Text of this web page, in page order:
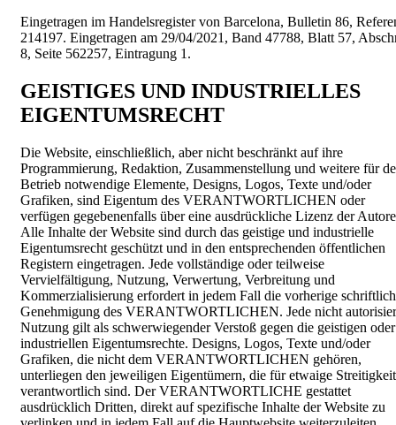
Eingetragen im Handelsregister von Barcelona, Bulletin 86,
214197. Eingetragen am 29/04/2021, Band 47788, Blatt 57,
8, Seite 562257, Eintragung 1.
GEISTIGES UND INDUSTRIELLES
EIGENTUMSRECHT
Die Website, einschließlich, aber nicht beschränkt auf ihre
Programmierung, Redaktion, Zusammenstellung und weitere für
Betrieb notwendige Elemente, Designs, Logos, Texte und/oder
Grafiken, sind Eigentum des VERANTWORTLICHEN oder
verfügen gegebenenfalls über eine ausdrückliche Lizenz der
Alle Inhalte der Website sind durch das geistige und industrielle
Eigentumsrecht geschützt und in den entsprechenden öffentlichen
Registern eingetragen. Jede vollständige oder teilweise
Vervielfältigung, Nutzung, Verwertung, Verbreitung und
Kommerzialisierung erfordert in jedem Fall die vorherige
Genehmigung des VERANTWORTLICHEN. Jede nicht
Nutzung gilt als schwerwiegender Verstoß gegen die geistigen oder
industriellen Eigentumsrechte. Designs, Logos, Texte und/oder
Grafiken, die nicht dem VERANTWORTLICHEN gehören,
unterliegen den jeweiligen Eigentümern, die für etwaige
verantwortlich sind. Der VERANTWORTLICHE gestattet
ausdrücklich Dritten, direkt auf spezifische Inhalte der Website zu